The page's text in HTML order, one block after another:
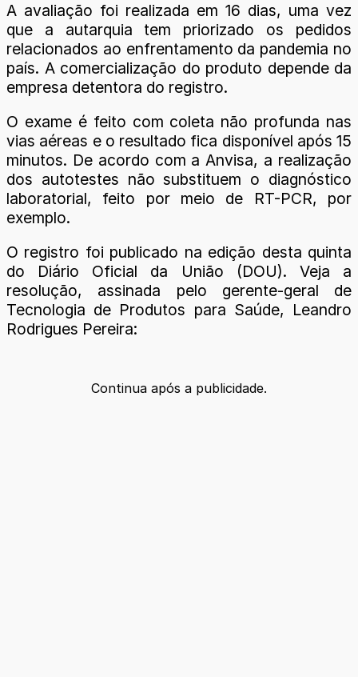
A avaliação foi realizada em 16 dias, uma vez
que a autarquia tem priorizado os pedidos
relacionados ao enfrentamento da pandemia no
país. A comercialização do produto depende da
empresa detentora do registro.
O exame é feito com coleta não profunda nas
vias aéreas e o resultado fica disponível após 15
minutos. De acordo com a Anvisa, a realização
dos autotestes não substituem o diagnóstico
laboratorial, feito por meio de RT-PCR, por
exemplo.
O registro foi publicado na edição desta quinta
do Diário Oficial da União (DOU). Veja a
resolução, assinada pelo gerente-geral de
Tecnologia de Produtos para Saúde, Leandro
Rodrigues Pereira:
Continua após a publicidade.